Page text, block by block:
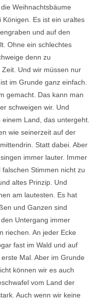
Weihnachtsbäume
Es ist ein uraltes
und auf den
Ohne ein schlechtes
denn zu
Und wir müssen nur
im Grunde ganz einfach.
gemacht. Das kann man
schweigen wir. Und
Land, das untergeht.
wie seinerzeit auf der
Statt dabei. Aber
immer lauter. Immer
Stimmen nicht zu
altes Prinzip. Und
am lautesten. Es hat
und Ganzen sind
Untergang immer
riechen. An jeder Ecke
fast im Wald und auf
Mal. Aber im Grunde
können wir es auch
vom Land der
Auch wenn wir keine